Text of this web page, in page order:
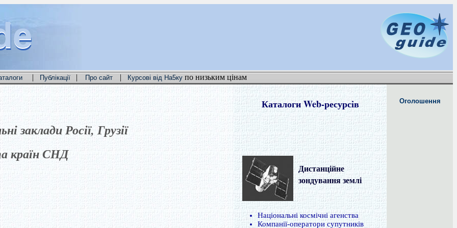
| Публікації | Про сайт | Курсові від На5ку по низьким цінам
заклади Росії, Грузії
країн СНД
Каталоги Web-ресурсів
Дистанційне
зондування землі
Національні космічні агенства
Компанії-оператори супутників
Оголошення